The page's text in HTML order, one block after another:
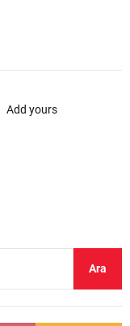
Add yours
Ara